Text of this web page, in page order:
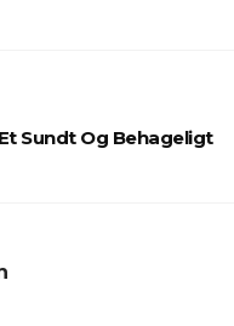
Sundt Og Behageligt